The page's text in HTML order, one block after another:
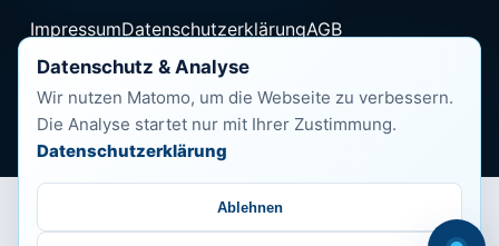
ImpressumDatenschutzerklärungAGB
Cookie-Richtlinie Barrierefreiheit
© 2026 CMS-Buttler
Datenschutz & Analyse
Wir nutzen Matomo, um die Webseite zu verbessern.
Die Analyse startet nur mit Ihrer Zustimmung.
Datenschutzerklärung
Ablehnen